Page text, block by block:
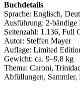
Buchdetails
Sprache: Englisch,
Ausführung: 2-bändige
Seitenzahl: 1.136, Full
Autor: Steffen Mayer
Auflage: Limited
Gewicht: ca. 9–9,8 kg
Thema: Caroni,
Abfüllungen, Sammler,